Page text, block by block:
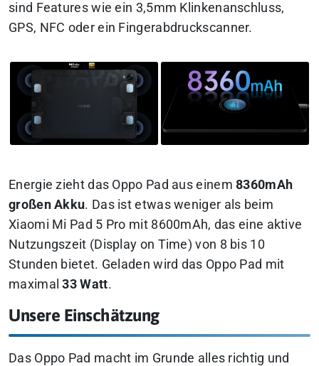
sind Features wie ein 3,5mm Klinkenanschluss,
GPS, NFC oder ein Fingerabdruckscanner.
Energie zieht das Oppo Pad aus einem8360mAh
großen Akku. Das ist etwas weniger als beim
Xiaomi Mi Pad 5 Pro mit 8600mAh, das eine aktive
Nutzungszeit (Display on Time) von 8 bis 10
Stunden bietet. Geladen wird das Oppo Pad mit
maximal33 Watt.
Unsere Einschätzung
Das Oppo Pad macht im Grunde alles richtig und